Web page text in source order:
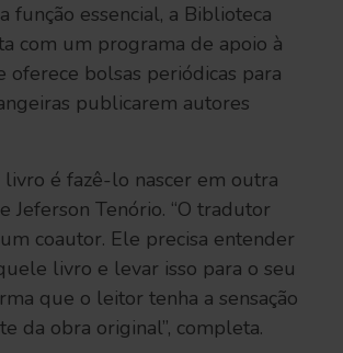
função essencial, a Biblioteca
com um programa de apoio à
oferece bolsas periódicas para
publicarem autores
livro é fazê-lo nascer em outra
Jeferson Tenório. “O tradutor
coautor. Ele precisa entender
livro e levar isso para o seu
que o leitor tenha a sensação
da obra original”, completa.